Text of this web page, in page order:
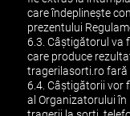
care îndeplinește
prezentului
6.3. Câștigătorul va
care produce
tragerilasorti.ro fară
6.4. Câștigătorii vor
al Organizatorului în